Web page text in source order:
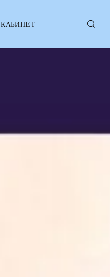
КАБИНЕТ